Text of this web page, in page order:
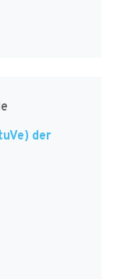
der